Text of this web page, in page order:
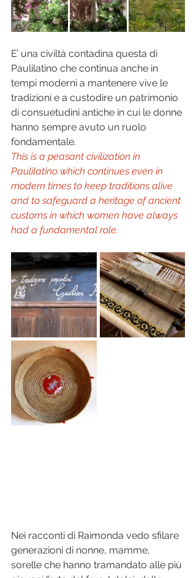
E’ una civiltà contadina questa di
Paulilatino che continua anche in
tempi moderni a mantenere vive le
tradizioni e a custodire un patrimonio
di consuetudini antiche in cui le donne
hanno sempre avuto un ruolo
fondamentale.
This is a peasant civilization in
Paulilatino which continues even in
modern times to keep traditions alive
and to safeguard a heritage of ancient
customs in which women have always
had a fundamental role.
Nei racconti di Raimonda vedo sfilare
generazioni di nonne, mamme,
sorelle che hanno tramandato alle più